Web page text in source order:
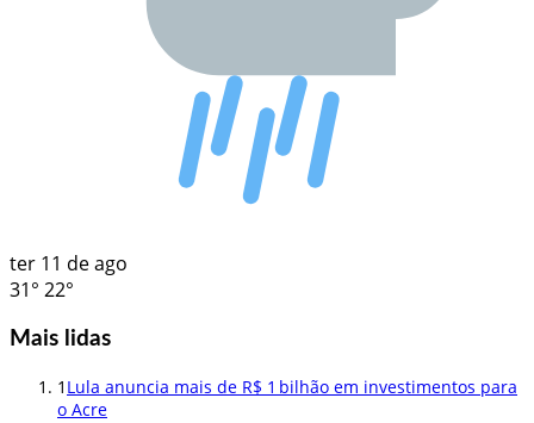
ter 11 de ago
31° 22°
Mais lidas
1 Lula anuncia mais de R$ 1 bilhão em investimentos para
o Acre